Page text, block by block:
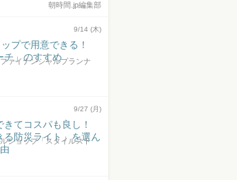
朝時間.jp編集部
9/14 (木)
プで用意できる！
チ」のすすめ
ァイナンシャルプランナ
9/27 (月)
てコスパも良し！
る防災ライト」を選ん
ショップ「スタイルスト